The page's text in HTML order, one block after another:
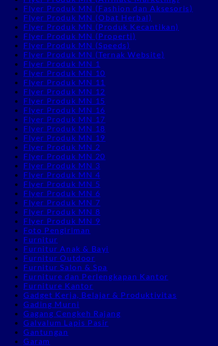
Flyer Produk MN (Fashion dan Aksesoris)
Flyer Produk MN (Obat Herbal)
Flyer Produk MN (Produk Kecantikan)
Flyer Produk MN (Properti)
Flyer Produk MN (Speeds)
Flyer Produk MN (Ternak Website)
Flyer Produk MN 1
Flyer Produk MN 10
Flyer Produk MN 11
Flyer Produk MN 12
Flyer Produk MN 15
Flyer Produk MN 16
Flyer Produk MN 17
Flyer Produk MN 18
Flyer Produk MN 19
Flyer Produk MN 2
Flyer Produk MN 20
Flyer Produk MN 3
Flyer Produk MN 4
Flyer Produk MN 5
Flyer Produk MN 6
Flyer Produk MN 7
Flyer Produk MN 8
Flyer Produk MN 9
Foto Pengiriman
Furnitur
Furnitur Anak & Bayi
Furnitur Outdoor
Furnitur Salon & Spa
Furniture dan Perlengkapan Kantor
Furniture Kantor
Gadget Kerja, Belajar & Produktivitas
Gading Murni
Gagang Cengkeh Rajang
Galvalum Lapis Pasir
Gantungan
Garam